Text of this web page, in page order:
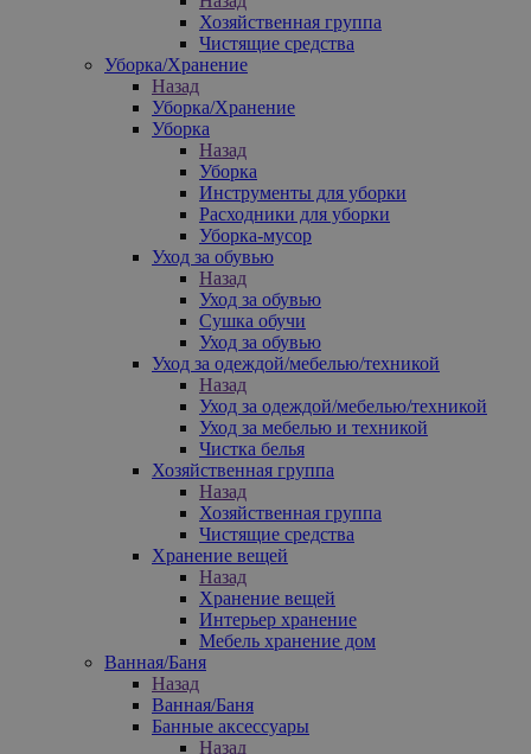
Хозяйственная группа
Чистящие средства
Уборка/Хранение
Назад
Уборка/Хранение
Уборка
Назад
Уборка
Инструменты для уборки
Расходники для уборки
Уборка-мусор
Уход за обувью
Назад
Уход за обувью
Сушка обучи
Уход за обувью
Уход за одеждой/мебелью/техникой
Назад
Уход за одеждой/мебелью/техникой
Уход за мебелью и техникой
Чистка белья
Хозяйственная группа
Назад
Хозяйственная группа
Чистящие средства
Хранение вещей
Назад
Хранение вещей
Интерьер хранение
Мебель хранение дом
Ванная/Баня
Назад
Ванная/Баня
Банные аксессуары
Назад